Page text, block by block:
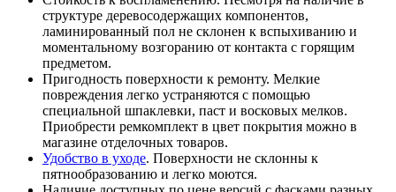
структуре деревосодержащих компонентов,
ламинированный пол не склонен к вспыхиванию и
моментальному возгоранию от контакта с горящим
предметом.
Пригодность поверхности к ремонту. Мелкие
повреждения легко устраняются с помощью
специальной шпаклевки, паст и восковых мелков.
Приобрести ремкомплект в цвет покрытия можно в
магазине отделочных товаров.
Удобство в уходе. Поверхности не склонны к
пятнообразованию и легко моются.